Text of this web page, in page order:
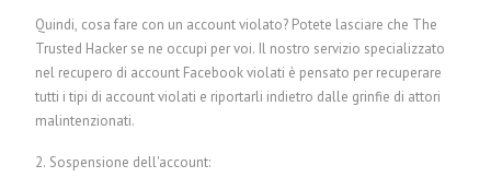
Quindi, cosa fare con un account violato? Potete lasciare che The
Trusted Hacker se ne occupi per voi. Il nostro servizio specializzato
nel recupero di account Facebook violati è pensato per recuperare
tutti i tipi di account violati e riportarli indietro dalle grinfie di attori
malintenzionati.
2. Sospensione dell'account: